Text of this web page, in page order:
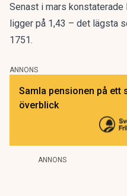
Senast i mars konstaterade
ligger på 1,43 – det lägsta
1751.
ANNONS
Samla pensionen på ett
överblick
ANNONS